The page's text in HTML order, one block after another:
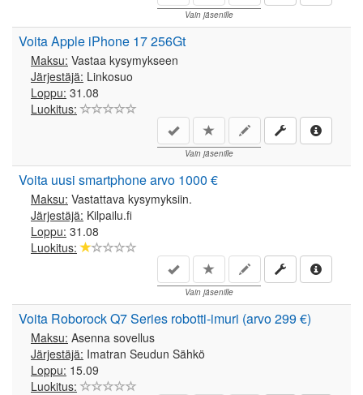
Vain jäsenille
Voita Apple iPhone 17 256Gt
Maksu: Vastaa kysymykseen
Järjestäjä: Linkosuo
Loppu: 31.08
Luokitus:
Vain jäsenille
Voita uusi smartphone arvo 1000 €
Maksu: Vastattava kysymyksiin.
Järjestäjä: Kilpailu.fi
Loppu: 31.08
Luokitus:
Vain jäsenille
Voita Roborock Q7 Series robotti-imuri (arvo 299 €)
Maksu: Asenna sovellus
Järjestäjä: Imatran Seudun Sähkö
Loppu: 15.09
Luokitus: